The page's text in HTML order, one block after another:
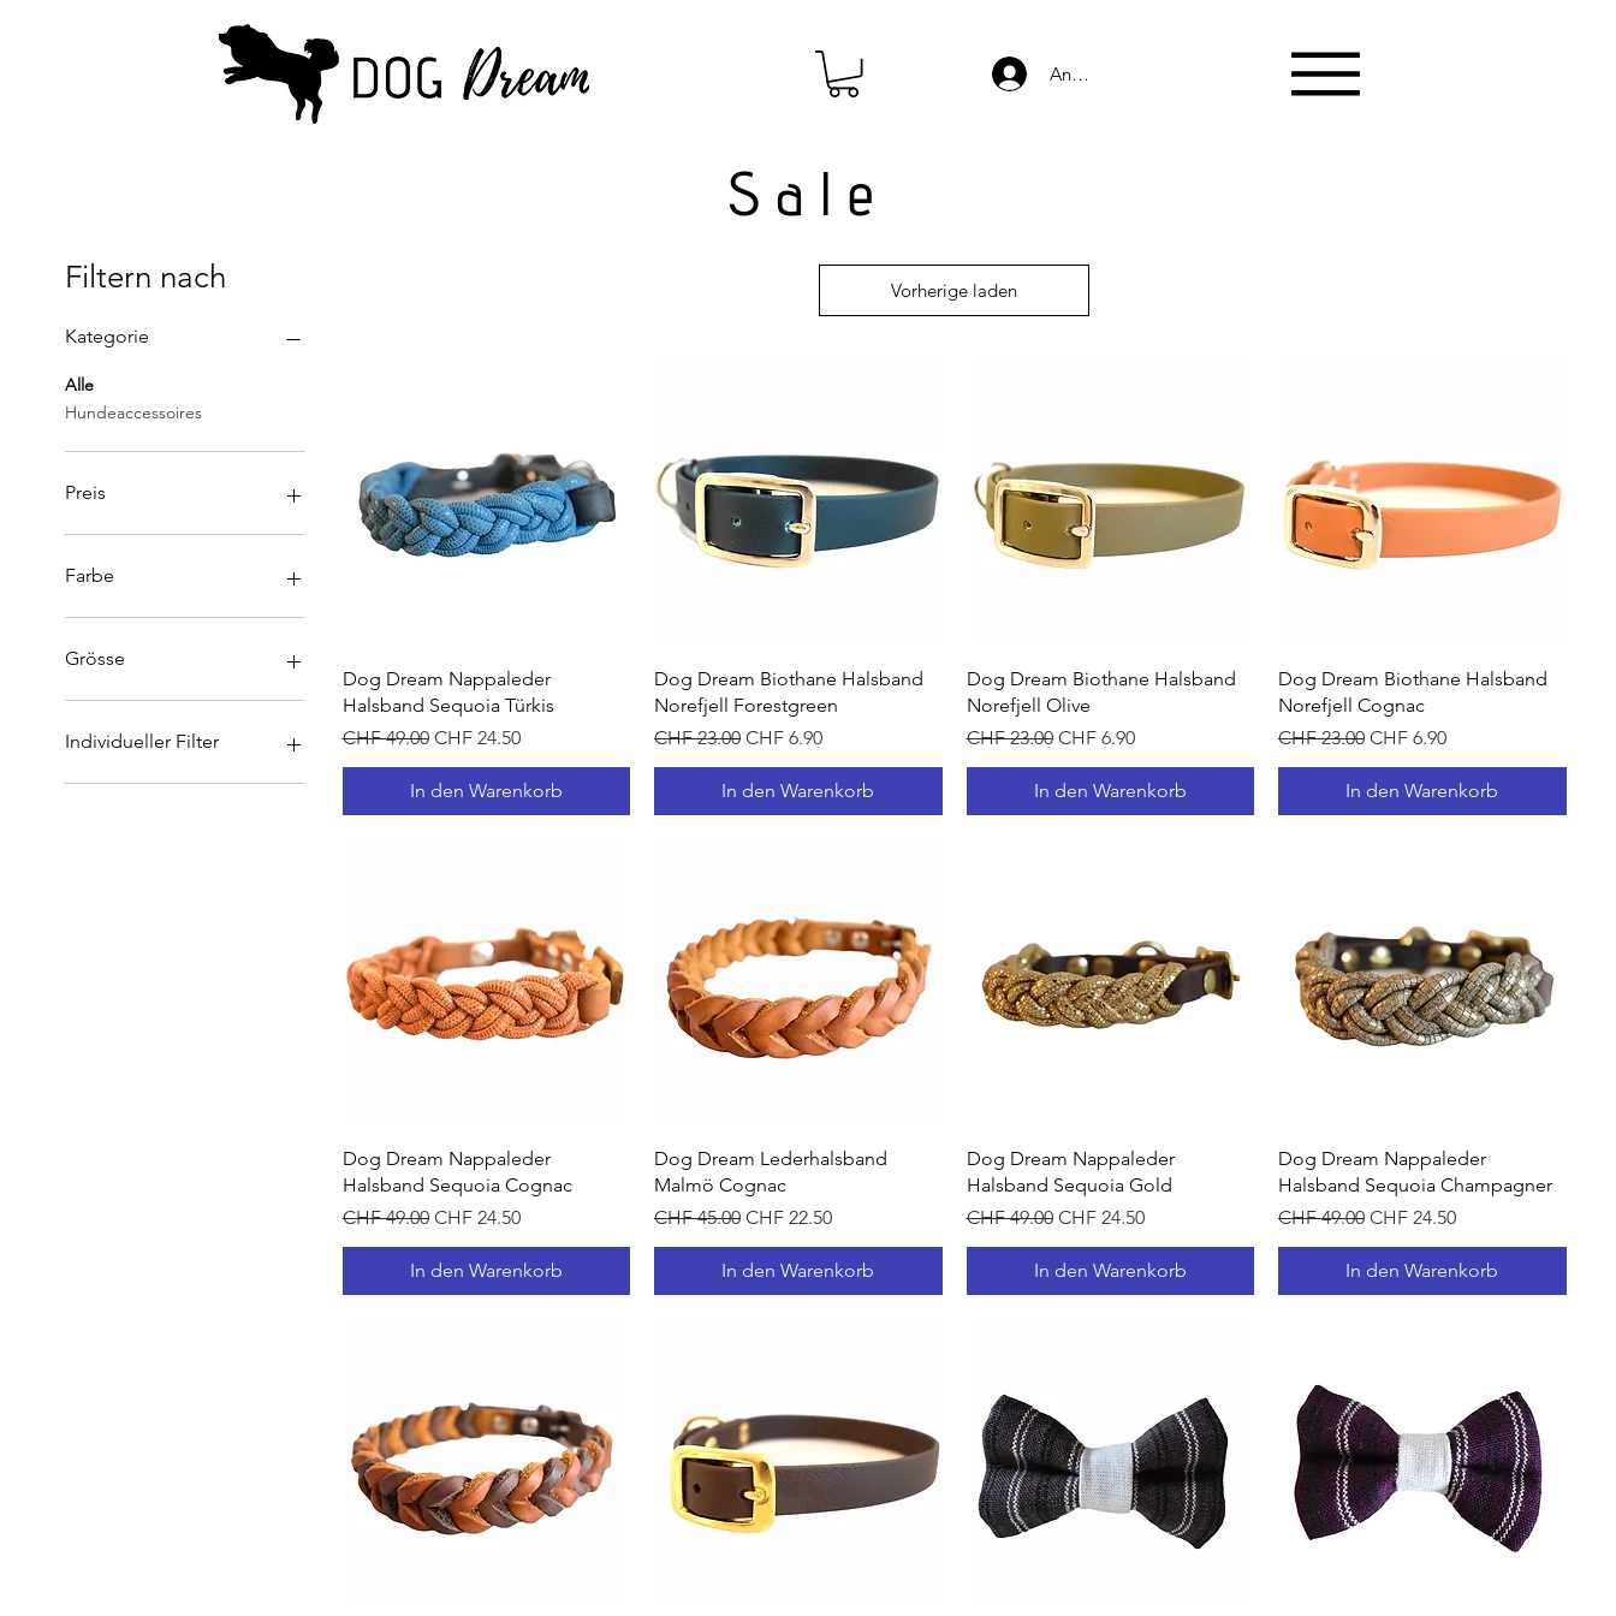
Anmelden
Sale
Filtern nach
Kategorie
Alle
Hundeaccessoires
Preis
6 CHF
Farbe
Grösse
L
M
S (schmal)
Individueller Filter
Hundeaccessoires
Vorherige laden
Schnellansicht
Dog Dream Nappaleder
Halsband Sequoia Türkis
Standardpreis
CHF 49.00 Sale-Preis
CHF 24.50
In den Warenkorb
Schnellansicht
Dog Dream Biothane Halsband
Norefjell Forestgreen
Standardpreis
CHF 23.00 Sale-Preis
CHF 6.90
In den Warenkorb
Schnellansicht
Dog Dream Biothane Halsband
Norefjell Olive
Standardpreis
CHF 23.00 Sale-Preis
CHF 6.90
In den Warenkorb
Schnellansicht
Dog Dream Biothane Halsband
Norefjell Cognac
Standardpreis
CHF 23.00 Sale-Preis
CHF 6.90
In den Warenkorb
Schnellansicht
Dog Dream Nappaleder
Halsband Sequoia Cognac
Standardpreis
CHF 49.00 Sale-Preis
CHF 24.50
In den Warenkorb
Schnellansicht
Dog Dream Lederhalsband
Malmö Cognac
Standardpreis
CHF 45.00 Sale-Preis
CHF 22.50
In den Warenkorb
Schnellansicht
Dog Dream Nappaleder
Halsband Sequoia Gold
Standardpreis
CHF 49.00 Sale-Preis
CHF 24.50
In den Warenkorb
Schnellansicht
Dog Dream Nappaleder
Halsband Sequoia Champagner
Standardpreis
CHF 49.00 Sale-Preis
CHF 24.50
In den Warenkorb